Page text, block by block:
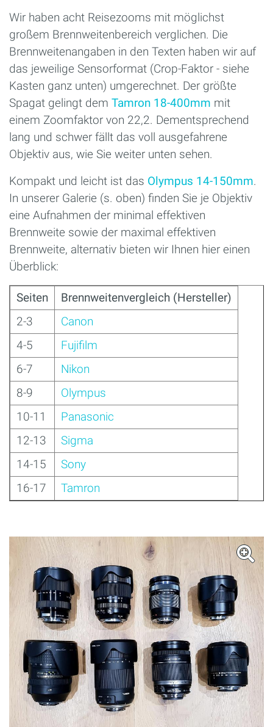
Wir haben acht Reisezooms mit möglichst
großem Brennweitenbereich verglichen. Die
Brennweitenangaben in den Texten haben wir auf
das jeweilige Sensorformat (Crop-Faktor - siehe
Kasten ganz unten) umgerechnet. Der größte
Spagat gelingt dem Tamron 18-400mm mit
einem Zoomfaktor von 22,2. Dementsprechend
lang und schwer fällt das voll ausgefahrene
Objektiv aus, wie Sie weiter unten sehen.
Kompakt und leicht ist das Olympus 14-150mm.
In unserer Galerie (s. oben) finden Sie je Objektiv
eine Aufnahmen der minimal effektiven
Brennweite sowie der maximal effektiven
Brennweite, alternativ bieten wir Ihnen hier einen
Überblick:
Seiten
Brennweitenvergleich (Hersteller)
2-3
Canon
4-5
Fujifilm
6-7
Nikon
8-9
Olympus
10-11
Panasonic
12-13
Sigma
14-15
Sony
16-17
Tamron